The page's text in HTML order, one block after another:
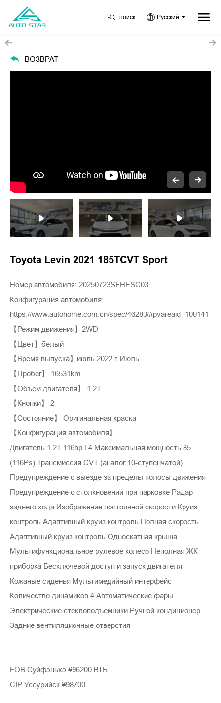
поиск Русский
ВОЗВРАТ
Toyota Levin 2021 185TCVT Sport
Номер автомобиля: 20250723SFHESC03
Конфигурация автомобиля:
https://www.autohome.com.cn/spec/46283/#pvareaid=100141
【Режим движения】2WD
【Цвет】белый
【Время выпуска】июль 2022 г. Июль
【Пробег】 16531km
【Объем двигателя】 1.2T
【Кнопки】 2
【Состояние】 Оригинальная краска
【Конфигурация автомобиля】
Двигатель 1.2T 116hp L4 Максимальная мощность 85
(116Ps) Трансмиссия CVT (аналог 10-ступенчатой)
Предупреждение о выезде за пределы полосы движения
Предупреждение о столкновении при парковке Радар
заднего хода Изображение постоянной скорости Круиз
контроль Адаптивный круиз контроль Полная скорость
Адаптивный круиз контроль Односкатная крыша
Мультифункциональное рулевое колесо Неполная ЖК-
приборка Бесключевой доступ и запуск двигателя
Кожаные сиденья Мультимедийный интерфейс
Количество динамиков 4 Автоматические фары
Электрические стеклоподъемники Ручной кондиционер
Задние вентиляционные отверстия
FOB Суйфэньхэ ¥96200 ВТБ
CIP Уссурийск ¥98700